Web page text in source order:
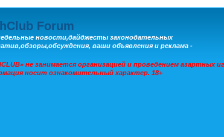
Forum
новости,дайджесты законодательных
ваши объявления и реклама -
не занимается организацией и проведением азартных
носит ознакомительный характер. 18+